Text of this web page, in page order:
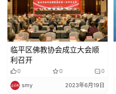
临平区佛教协会成立大会顺
利召开
0 0 0
smy 2023年6月19日